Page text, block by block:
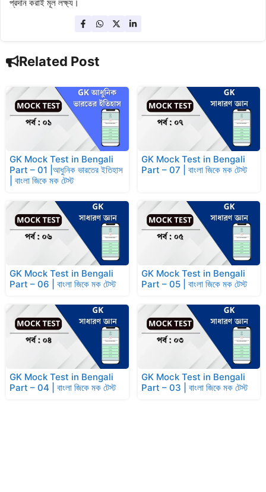
প্রদান করাই মূল লক্ষ্য।
Related Post
GK Mock Test in Bengali
Part – 01 |আধুনিক ভারতের ইতিহাস
| বাংলা জিকে মক টেস্ট
GK Mock Test in Bengali
Part – 07 | বাংলা জিকে মক টেস্ট
GK Mock Test in Bengali
Part – 06 | বাংলা জিকে মক টেস্ট
GK Mock Test in Bengali
Part – 05 | বাংলা জিকে মক টেস্ট
GK Mock Test in Bengali
Part – 04 | বাংলা জিকে মক টেস্ট
GK Mock Test in Bengali
Part – 03 | বাংলা জিকে মক টেস্ট